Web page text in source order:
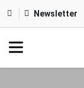
Newsletter